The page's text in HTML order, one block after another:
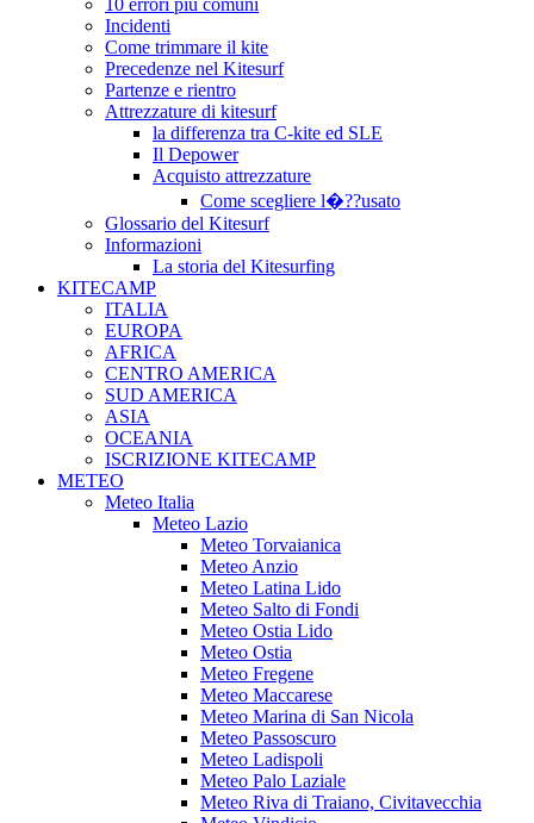
10 errori più comuni
Incidenti
Come trimmare il kite
Precedenze nel Kitesurf
Partenze e rientro
Attrezzature di kitesurf
la differenza tra C-kite ed SLE
Il Depower
Acquisto attrezzature
Come scegliere l�??usato
Glossario del Kitesurf
Informazioni
La storia del Kitesurfing
KITECAMP
ITALIA
EUROPA
AFRICA
CENTRO AMERICA
SUD AMERICA
ASIA
OCEANIA
ISCRIZIONE KITECAMP
METEO
Meteo Italia
Meteo Lazio
Meteo Torvaianica
Meteo Anzio
Meteo Latina Lido
Meteo Salto di Fondi
Meteo Ostia Lido
Meteo Ostia
Meteo Fregene
Meteo Maccarese
Meteo Marina di San Nicola
Meteo Passoscuro
Meteo Ladispoli
Meteo Palo Laziale
Meteo Riva di Traiano, Civitavecchia